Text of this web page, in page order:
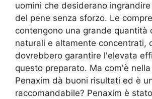
uomini che desiderano
del pene senza sforzo. Le
contengono una grande quantità
naturali e altamente concentrati,
dovrebbero garantire l'elevata
questo preparato. Ma com'è
Penaxim dà buoni risultati ed è
raccomandabile? Penaxim è